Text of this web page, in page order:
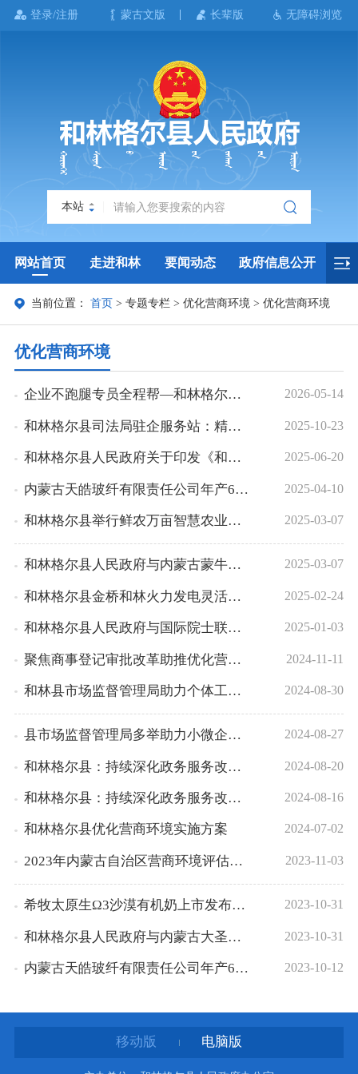
登录/注册 蒙古文版 长辈版 无障碍浏览
本站
网站首页 走进和林 要闻动态 政府信息公开
政务服务 政民互动 政府数据 专题专栏
当前位置：首页 >专题专栏 >优化营商环境 >优化营商环境
优化营商环境
企业不跑腿专员全程帮—和林格尔县优化营商环境跑出项目建设加速度 2026-05-14
和林格尔县司法局驻企服务站：精准法治服务护航企业发展新篇章 2025-10-23
和林格尔县人民政府关于印发《和林格尔县支持奶产业高质量发展八条措施》的通知 2025-06-20
内蒙古天皓玻纤有限责任公司年产60万吨高性能玻璃纤维生产基地项目二期2号线举行点火仪式 2025-04-10
和林格尔县举行鲜农万亩智慧农业科技园合作协议签约仪式 2025-03-07
和林格尔县人民政府与内蒙古蒙牛乳业（集团）股份有限公司签署合作协议 2025-03-07
和林格尔县金桥和林火力发电灵活性改造配套消纳新能源48万千瓦风电项目开工 2025-02-24
和林格尔县人民政府与国际院士联合体签署战略合作协议 2025-01-03
聚焦商事登记审批改革助推优化营商环境 2024-11-11
和林县市场监督管理局助力个体工商户发展 2024-08-30
县市场监督管理局多举助力小微企业、个体工商户健康发展 2024-08-27
和林格尔县：持续深化政务服务改革不断优化营商环境 2024-08-20
和林格尔县：持续深化政务服务改革不断优化营商环境 2024-08-16
和林格尔县优化营商环境实施方案 2024-07-02
2023年内蒙古自治区营商环境评估满意度调查 2023-11-03
希牧太原生Ω3沙漠有机奶上市发布会在和林格尔县举行 2023-10-31
和林格尔县人民政府与内蒙古大圣智文化传媒有限公司招商引资项目洽谈会召开 2023-10-31
内蒙古天皓玻纤有限责任公司年产60万吨玻璃纤维2号生产线开工仪式在和林县举行 2023-10-12
移动版 电脑版